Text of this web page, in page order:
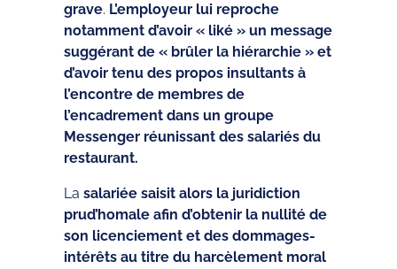
grave. L’employeur lui reproche
notamment d’avoir « liké » un message
suggérant de « brûler la hiérarchie » et
d’avoir tenu des propos insultants à
l’encontre de membres de
l’encadrement dans un groupe
Messenger réunissant des salariés du
restaurant.
La salariée saisit alors la juridiction
prud’homale afin d’obtenir la nullité de
son licenciement et des dommages-
intérêts au titre du harcèlement moral